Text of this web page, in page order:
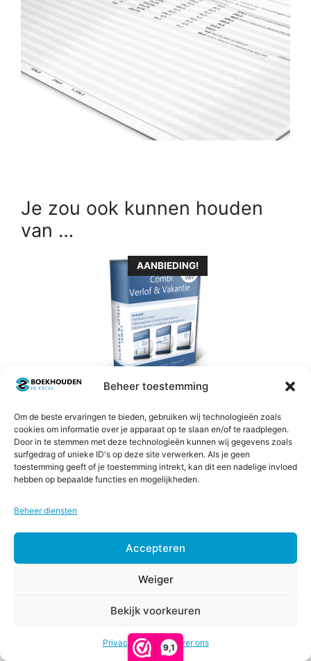
Beheer toestemming
Om de beste ervaringen te bieden, gebruiken wij technologieën zoals
cookies om informatie over je apparaat op te slaan en/of te raadplegen.
Door in te stemmen met deze technologieën kunnen wij gegevens zoals
surfgedrag of unieke ID's op deze site verwerken. Als je geen
toestemming geeft of je toestemming intrekt, kan dit een nadelige invloed
hebben op bepaalde functies en mogelijkheden.
Beheer diensten
Accepteren
Weiger
Bekijk voorkeuren
Privacy & CookiesOver ons
9,1
Je zou ook kunnen houden
van …
AANBIEDING!
Combi Verlof en Vakantie
4.33
van 5
€150,00
Oorspronkelijke
prijs
was:
€99,00Huidige
prijs
is:
Opties selecteren
kan
worden
op
de
productpagina
AANBIEDING!
product
€67,00 -
€67,00